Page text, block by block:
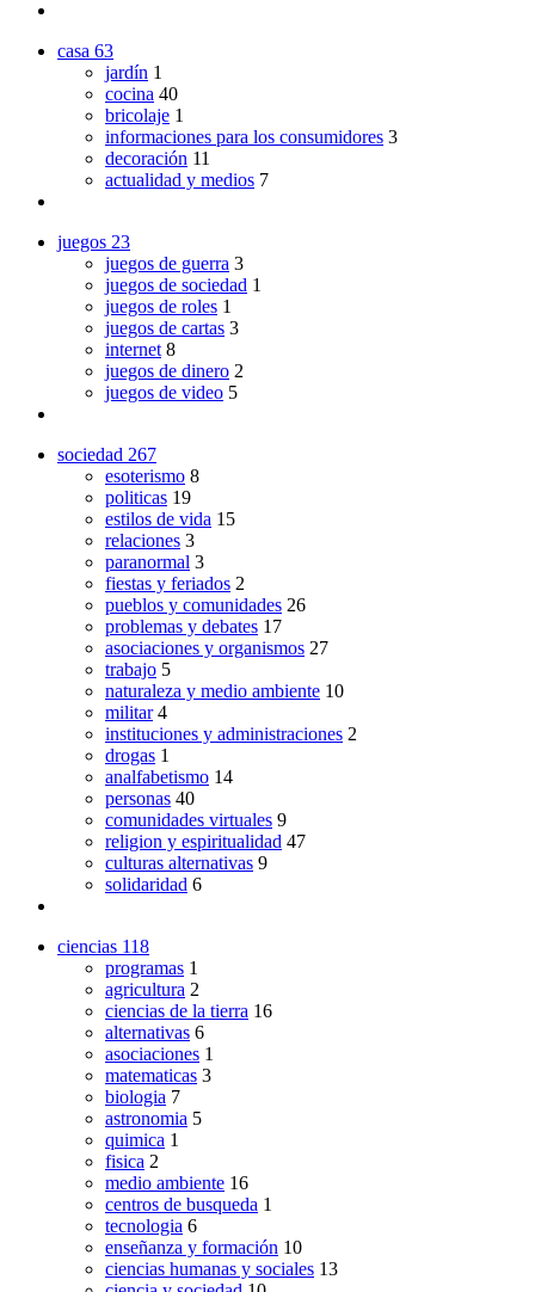
casa 63
jardín 1
cocina 40
bricolaje 1
informaciones para los consumidores 3
decoración 11
actualidad y medios 7
juegos 23
juegos de guerra 3
juegos de sociedad 1
juegos de roles 1
juegos de cartas 3
internet 8
juegos de dinero 2
juegos de video 5
sociedad 267
esoterismo 8
politicas 19
estilos de vida 15
relaciones 3
paranormal 3
fiestas y feriados 2
pueblos y comunidades 26
problemas y debates 17
asociaciones y organismos 27
trabajo 5
naturaleza y medio ambiente 10
militar 4
instituciones y administraciones 2
drogas 1
analfabetismo 14
personas 40
comunidades virtuales 9
religion y espiritualidad 47
culturas alternativas 9
solidaridad 6
ciencias 118
programas 1
agricultura 2
ciencias de la tierra 16
alternativas 6
asociaciones 1
matematicas 3
biologia 7
astronomia 5
quimica 1
fisica 2
medio ambiente 16
centros de busqueda 1
tecnologia 6
enseñanza y formación 10
ciencias humanas y sociales 13